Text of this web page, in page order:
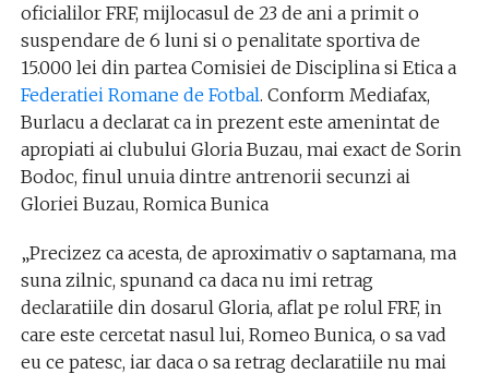
oficialilor FRF, mijlocasul de 23 de ani a primit o
suspendare de 6 luni si o penalitate sportiva de
15.000 lei din partea Comisiei de Disciplina si Etica a
Federatiei Romane de Fotbal. Conform Mediafax,
Burlacu a declarat ca in prezent este amenintat de
apropiati ai clubului Gloria Buzau, mai exact de Sorin
Bodoc, finul unuia dintre antrenorii secunzi ai
Gloriei Buzau, Romica Bunica
„Precizez ca acesta, de aproximativ o saptamana, ma
suna zilnic, spunand ca daca nu imi retrag
declaratiile din dosarul Gloria, aflat pe rolul FRF, in
care este cercetat nasul lui, Romeo Bunica, o sa vad
eu ce patesc, iar daca o sa retrag declaratiile nu mai